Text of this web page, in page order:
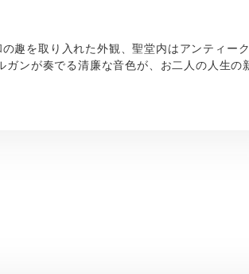
趣を取り入れた外観、聖堂内はアンティー
ンが奏でる清廉な音色が、お二人の人生の